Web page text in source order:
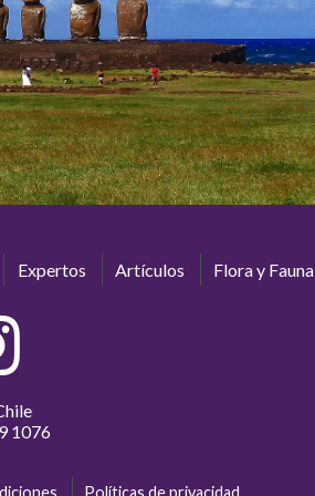
Expertos Artículos Flora y Fauna
1076
Políticas de privacidad